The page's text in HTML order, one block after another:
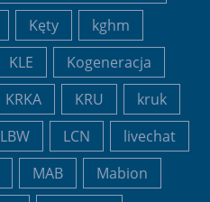
Kęty
kghm
KLE
Kogeneracja
KRKA KRU
kruk
LBW LCN
livechat
MAB
Mabion